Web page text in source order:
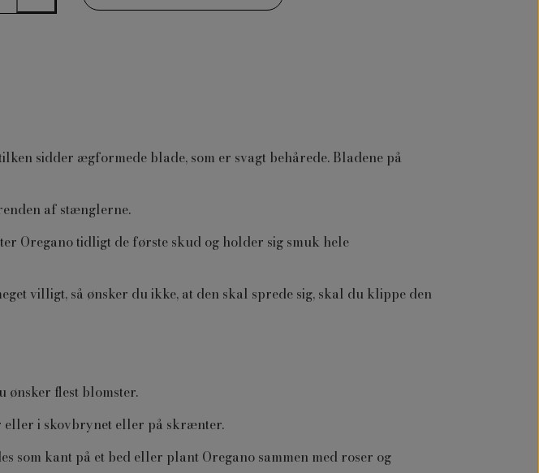
sidder ægformede blade, som er svagt behårede. Bladene på
af stænglerne.
Oregano tidligt de første skud og holder sig smuk hele
villigt, så ønsker du ikke, at den skal sprede sig, skal du klippe den
ønsker flest blomster.
eller i skovbrynet eller på skrænter.
som kant på et bed eller plant Oregano sammen med roser og